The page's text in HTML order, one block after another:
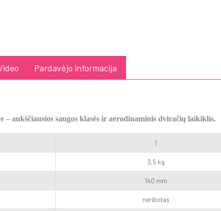
Pardavėjo informacija
aukščiausios saugos klasės ir aerodinaminis dviračių laikiklis.
1
3,5 kg
140 mm
neribotas